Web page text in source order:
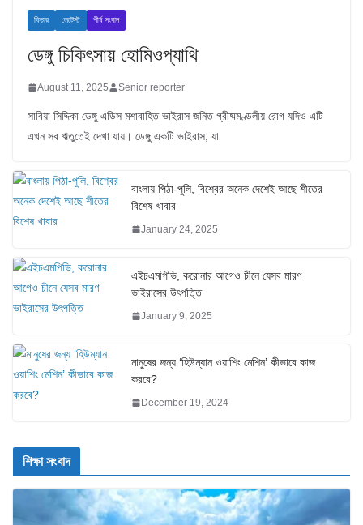
ফিচার লেটেস্ট শীর্ষ সংবাদ
ডেঙ্গু চিকিৎসায় হোমিওপ্যাথি
August 11, 2025 Senior reporter
সাবিয়া সিদ্দিকা ডেঙ্গু এডিস মশাবাহিত ভাইরাস জনিত গ্রীষ্মমণ্ডলীয় রোগ যদিও এটি
এখন সব ঋতুতেই দেখা যায়। ডেঙ্গু একটি ভাইরাস, যা
বাংলায় পিঠা-পুলি, বিশ্বের অনেক দেশেই আছে শীতের
বিশেষ খাবার
January 24, 2025
এইচএমপিভি, করোনার আগেও চীনে যেসব মারণ
ভাইরাসের উৎপত্তি
January 9, 2025
মানুষের জন্য ‘হিউম্যান ওয়াশিং মেশিন’ কীভাবে কাজ
করবে?
December 19, 2024
শিক্ষা সংবাদ